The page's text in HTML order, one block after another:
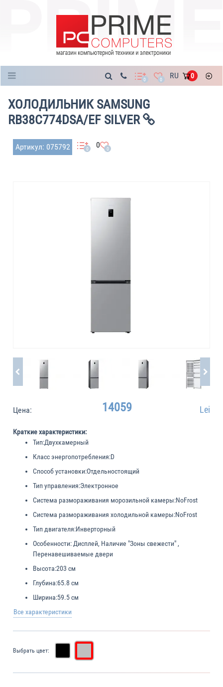
0 0 RU 0
ХОЛОДИЛЬНИК SAMSUNG
RB38C774DSA/EF SILVER
Артикул: 075792 0 0 0
Цена: 14059 Lei
Краткие характеристики:
Тип:Двухкамерный
Класс энергопотребления:D
Способ установки:Отдельностоящий
Тип управления:Электронное
Система размораживания морозильной камеры:NoFrost
Система размораживания холодильной камеры:NoFrost
Тип двигателя:Инверторный
Особенности: Дисплей, Наличие "Зоны свежести" ,
Перенавешиваемые двери
Высота:203 см
Глубина:65.8 см
Ширина:59.5 см
Все характеристики
Выбрать цвет: